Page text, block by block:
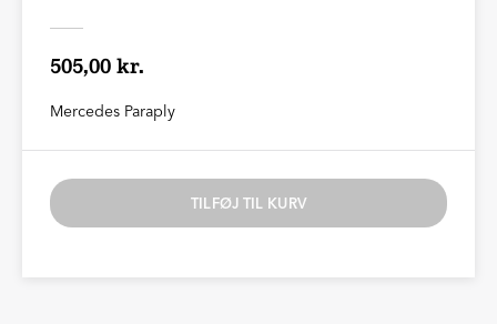
505,00 kr.
Mercedes Paraply
TILFØJ TIL KURV